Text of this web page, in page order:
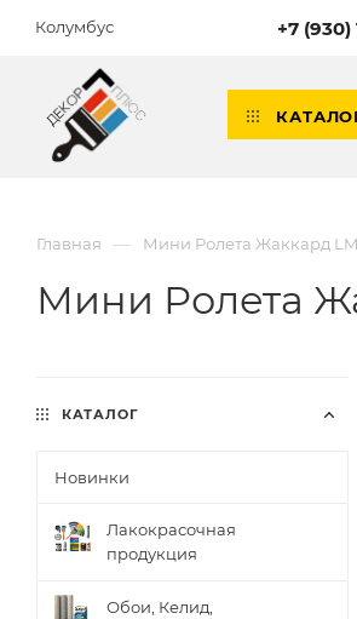
Колумбус +7
Главная — Мини Ролета Жаккард LM
Мини Ролета
КАТАЛОГ
Новинки
Лакокрасочная
продукция
Обои, Келид,